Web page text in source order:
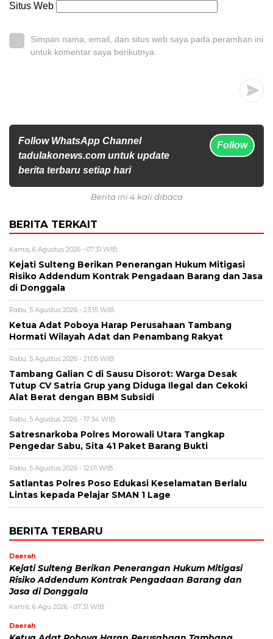
Situs Web
Simpan nama, email, dan situs web saya pada peramban ini
untuk komentar saya berikutnya.
Follow WhatsApp Channel
tadulakonews.com untuk update
berita terbaru setiap hari
Follow
Berita ini 4 kali dibaca
BERITA TERKAIT
Kamis, 6 Agustus 2026 - 07:31 WIB
Kejati Sulteng Berikan Penerangan Hukum Mitigasi
Risiko Addendum Kontrak Pengadaan Barang dan Jasa
di Donggala
Rabu, 5 Agustus 2026 - 23:15 WIB
Ketua Adat Poboya Harap Perusahaan Tambang
Hormati Wilayah Adat dan Penambang Rakyat
Rabu, 5 Agustus 2026 - 21:05 WIB
Tambang Galian C di Sausu Disorot: Warga Desak
Tutup CV Satria Grup yang Diduga Ilegal dan Cekoki
Alat Berat dengan BBM Subsidi
Rabu, 5 Agustus 2026 - 17:34 WIB
Satresnarkoba Polres Morowali Utara Tangkap
Pengedar Sabu, Sita 41 Paket Barang Bukti
Rabu, 5 Agustus 2026 - 12:01 WIB
Satlantas Polres Poso Edukasi Keselamatan Berlalu
Lintas kepada Pelajar SMAN 1 Lage
BERITA TERBARU
Daerah
Kejati Sulteng Berikan Penerangan Hukum Mitigasi
Risiko Addendum Kontrak Pengadaan Barang dan
Jasa di Donggala
Kamis, 6 Agu 2026 - 07:31 WIB
Daerah